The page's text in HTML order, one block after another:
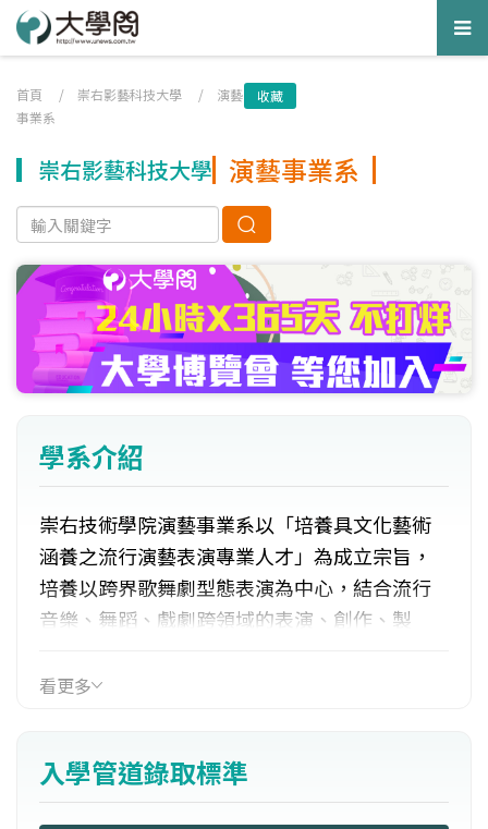
首頁 / 崇右影藝科技大學 / 演藝
事業系
收藏
崇右影藝科技大學 演藝事業系
學系介紹
崇右技術學院演藝事業系以「培養具文化藝術
涵養之流行演藝表演專業人才」為成立宗旨，
培養以跨界歌舞劇型態表演為中心，結合流行
音樂、舞蹈、戲劇跨領域的表演、創作、製
視覺設計文創類系多元視角，在當前文創、商
看更多
入學管道錄取標準